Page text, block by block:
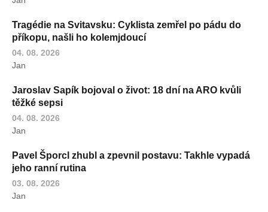
Tragédie na Svitavsku: Cyklista zemřel po pádu do
příkopu, našli ho kolemjdoucí
04. 08. 2026
Jan
Jaroslav Sapík bojoval o život: 18 dní na ARO kvůli
těžké sepsi
04. 08. 2026
Jan
Pavel Šporcl zhubl a zpevnil postavu: Takhle vypadá
jeho ranní rutina
03. 08. 2026
Jan